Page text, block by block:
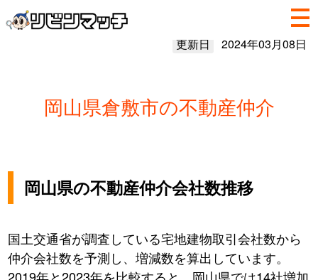
更新日 2024年03月08日
岡山県倉敷市の不動産仲介
岡山県の不動産仲介会社数推移
国土交通省が調査している宅地建物取引会社数から
仲介会社数を予測し、増減数を算出しています。